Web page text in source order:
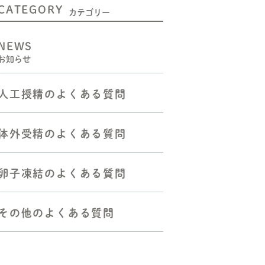
人目不妊の方へ
外受精（顕微授精を含む）
お考えの方へ
胚移植―反復着床障害の方へ
くある質問
カテゴリー
知らせ
人工授精のよくある質問
外受精のよくある質問
子凍結のよくある質問
の他のよくある質問